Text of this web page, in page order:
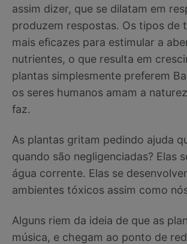
assim dizer, que se dilatam em
produzem respostas. Os tipos de
mais eficazes para estimular a
nutrientes, o que resulta em
plantas simplesmente preferem
os seres humanos amam a
faz.
As plantas gritam pedindo ajuda
quando são negligenciadas? Elas
água corrente. Elas se
ambientes tóxicos assim como
Alguns riem da ideia de que as
música, e chegam ao ponto de